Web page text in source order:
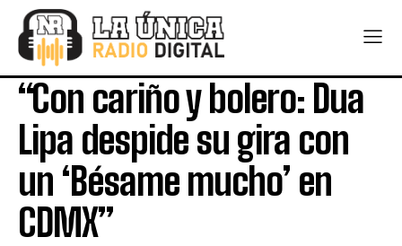
“Con cariño y bolero: Dua
Lipa despide su gira con
un ‘Bésame mucho’ en
CDMX”